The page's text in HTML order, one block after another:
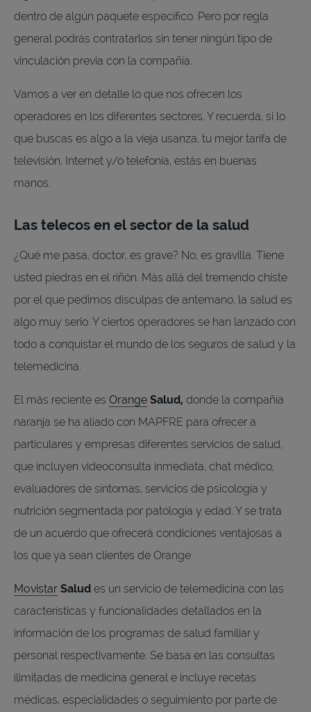
dentro de algún paquete específico. Pero por regla
general podrás contratarlos sin tener ningún tipo de
vinculación previa con la compañía.
Vamos a ver en detalle lo que nos ofrecen los
operadores en los diferentes sectores. Y recuerda, si lo
que buscas es algo a la vieja usanza, tu mejor tarifa de
televisión, Internet y/o telefonía, estás en buenas
manos.
Las telecos en el sector de la salud
¿Qué me pasa, doctor, es grave? No, es gravilla. Tiene
usted piedras en el riñón. Más allá del tremendo chiste
por el que pedimos disculpas de antemano, la salud es
algo muy serio. Y ciertos operadores se han lanzado con
todo a conquistar el mundo de los seguros de salud y la
telemedicina.
El más reciente es Orange Salud, donde la compañía
naranja se ha aliado con MAPFRE para ofrecer a
particulares y empresas diferentes servicios de salud,
que incluyen videoconsulta inmediata, chat médico,
evaluadores de síntomas, servicios de psicología y
nutrición segmentada por patología y edad. Y se trata
de un acuerdo que ofrecerá condiciones ventajosas a
los que ya sean clientes de Orange.
Movistar Salud es un servicio de telemedicina con las
características y funcionalidades detallados en la
información de los programas de salud familiar y
personal respectivamente. Se basa en las consultas
ilimitadas de medicina general e incluye recetas
médicas, especialidades o seguimiento por parte de